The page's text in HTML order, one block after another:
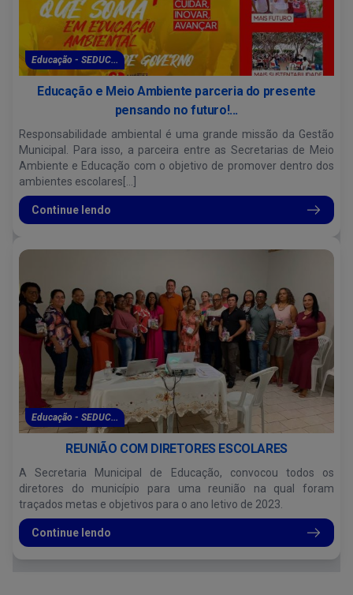
Educação - SEDUC...
Educação e Meio Ambiente parceria do presente
pensando no futuro!...
Responsabilidade ambiental é uma grande missão da Gestão
Municipal. Para isso, a parceira entre as Secretarias de Meio
Ambiente e Educação com o objetivo de promover dentro dos
ambientes escolares[...]
Continue lendo
Educação - SEDUC...
REUNIÃO COM DIRETORES ESCOLARES
A Secretaria Municipal de Educação, convocou todos os
diretores do município para uma reunião na qual foram
traçados metas e objetivos para o ano letivo de 2023.
Continue lendo